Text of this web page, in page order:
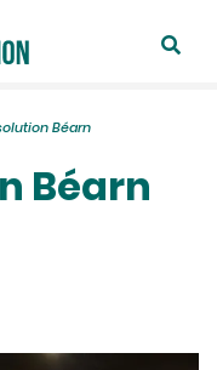
Béarn
Béarn